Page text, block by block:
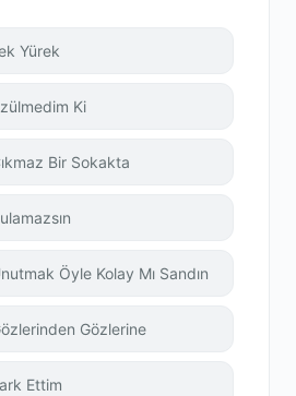
Yürek
Ki
Bir Sokakta
Öyle Kolay Mı Sandın
Gözlerine
Ettim